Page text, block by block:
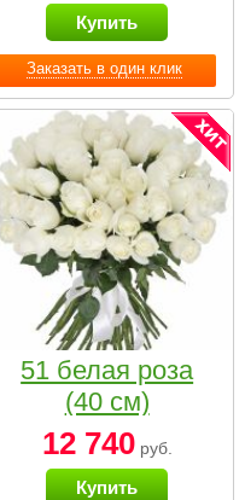
Заказать в один клик
Купить
51 белая роза
(40 см)
12 740руб.
Купить